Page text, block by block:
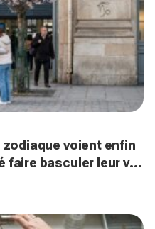
zodiaque voient enfin
faire basculer leur vie